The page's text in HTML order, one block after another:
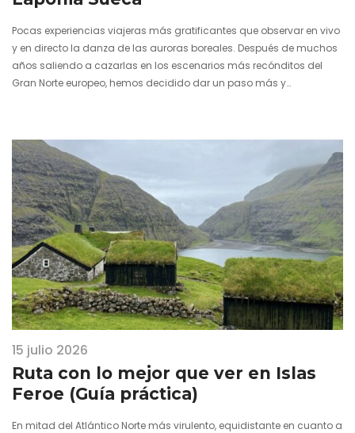
Pocas experiencias viajeras más gratificantes que observar en vivo
y en directo la danza de las auroras boreales. Después de muchos
años saliendo a cazarlas en los escenarios más recónditos del
Gran Norte europeo, hemos decidido dar un paso más y
15 julio 2026
Ruta con lo mejor que ver en Islas
Feroe (Guía práctica)
En mitad del Atlántico Norte más virulento, equidistante en cuanto a